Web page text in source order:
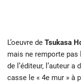
L’oeuvre de Tsukasa
mais ne remporte
de l’éditeur, l’auteur
casse le « 4e mur » à